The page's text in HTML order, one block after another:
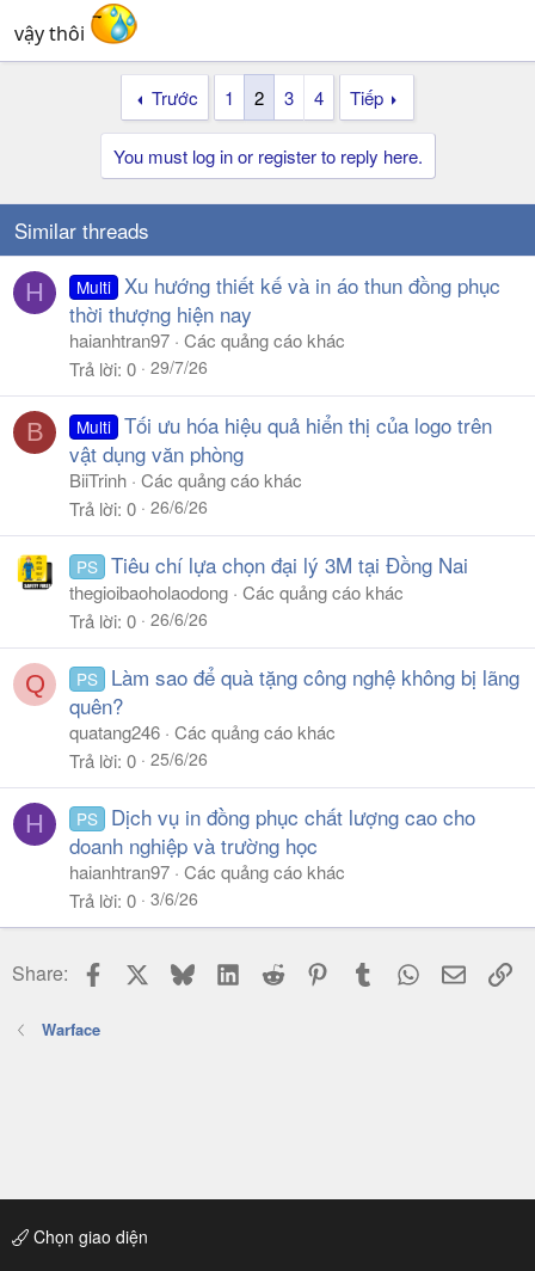
vậy thôi
Trước 1 2 3 4 Tiếp
You must log in or register to reply here.
Similar threads
H Multi Xu hướng thiết kế và in áo thun đồng phục
thời thượng hiện nay
haianhtran97 Các quảng cáo khác
Trả lời 0 29/7/26
B Multi Tối ưu hóa hiệu quả hiển thị của logo trên
vật dụng văn phòng
BiiTrinh Các quảng cáo khác
Trả lời 0 26/6/26
PS Tiêu chí lựa chọn đại lý 3M tại Đồng Nai
thegioibaoholaodong Các quảng cáo khác
Trả lời 0 26/6/26
Q PS
Làm sao để quà tặng công nghệ không bị lãng
quên?
quatang246 Các quảng cáo khác
Trả lời 0 25/6/26
H PS
Dịch vụ in đồng phục chất lượng cao cho
doanh nghiệp và trường học
haianhtran97 Các quảng cáo khác
Trả lời 0 3/6/26
Share: Facebook BlueskyLinkedIn
Reddit PinterestTumblr WhatsApp
Email
Warface
Chọn giao diện